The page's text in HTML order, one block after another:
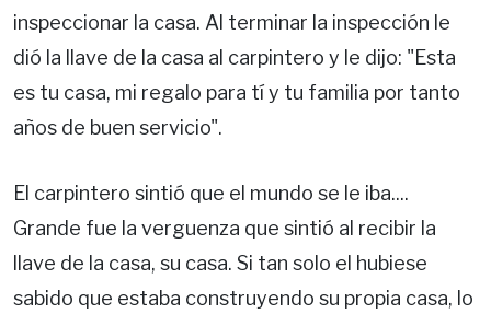
inspeccionar la casa. Al terminar la inspección le
dió la llave de la casa al carpintero y le dijo: "Esta
es tu casa, mi regalo para tí y tu familia por tanto
años de buen servicio".
El carpintero sintió que el mundo se le iba....
Grande fue la verguenza que sintió al recibir la
llave de la casa, su casa. Si tan solo el hubiese
sabido que estaba construyendo su propia casa, lo